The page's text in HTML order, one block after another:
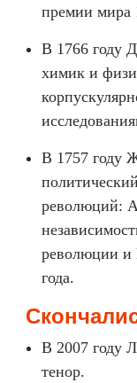
премии мира
В 1766 году
химик и
В 1757 году
революций:
революции и
года.
В 2007 году
тенор.